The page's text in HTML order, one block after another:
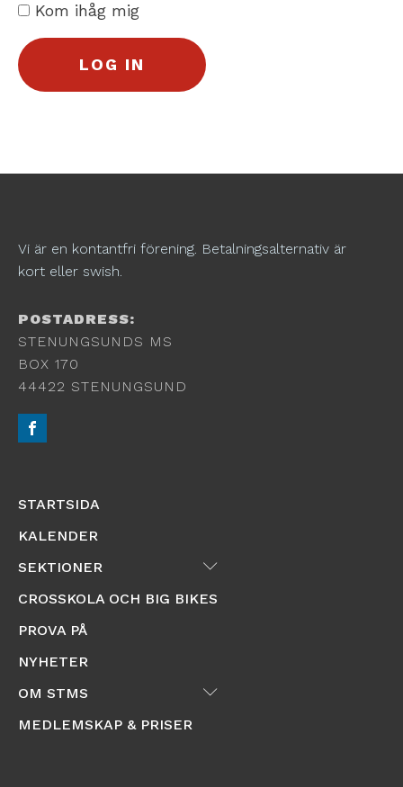
Kom ihåg mig
Vi är en kontantfri förening. Betalningsalternativ är
kort eller swish.
POSTADRESS:
STENUNGSUNDS MS
BOX 170
44422 STENUNGSUND
STARTSIDA
KALENDER
SEKTIONER
Submenu
CROSSKOLA OCH BIG BIKES
PROVA PÅ
NYHETER
OM STMS
Submenu
MEDLEMSKAP & PRISER